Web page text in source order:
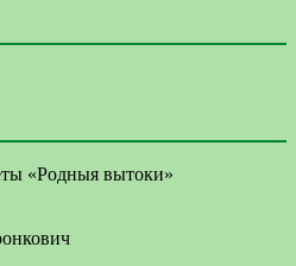
«Родныя вытоки»